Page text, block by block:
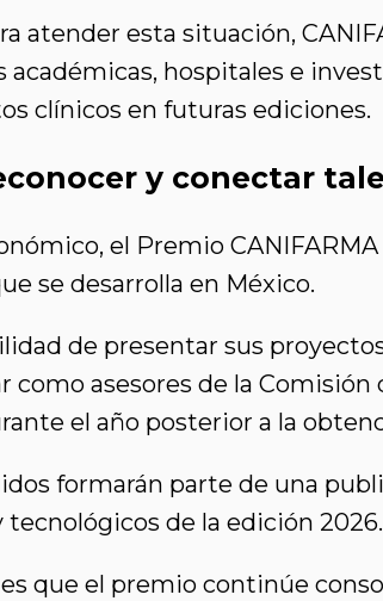
atender esta situación,
hospitales e
clínicos en futuras ediciones.
y conectar
el Premio
se desarrolla en México.
de presentar sus
como asesores de la
el año posterior a la
formarán parte de una
de la edición 2026.
que el premio continúe